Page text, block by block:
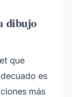
dibujo
que
es
más